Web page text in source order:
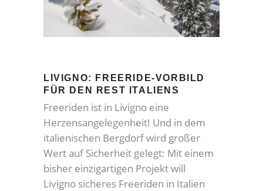
LIVIGNO: FREERIDE-VORBILD
FÜR DEN REST ITALIENS
Freeriden ist in Livigno eine
Herzensangelegenheit! Und in dem
italienischen Bergdorf wird großer
Wert auf Sicherheit gelegt: Mit einem
bisher einzigartigen Projekt will
Livigno sicheres Freeriden in Italien